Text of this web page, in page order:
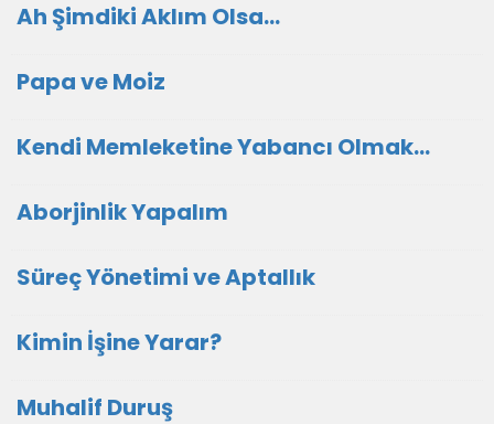
Ah Şimdiki Aklım Olsa…
Papa ve Moiz
Kendi Memleketine Yabancı Olmak…
Aborjinlik Yapalım
Süreç Yönetimi ve Aptallık
Kimin İşine Yarar?
Muhalif Duruş